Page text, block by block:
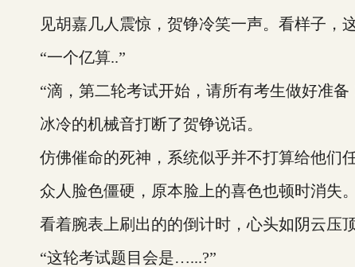
见胡嘉几人震惊，贺铮冷笑一声。看样子，这
“一个亿算..”
“滴，第二轮考试开始，请所有考生做好准备
冰冷的机械音打断了贺铮说话。
仿佛催命的死神，系统似乎并不打算给他们任
众人脸色僵硬，原本脸上的喜色也顿时消失。
看着腕表上刷出的的倒计时，心头如阴云压顶
“这轮考试题目会是…...?”